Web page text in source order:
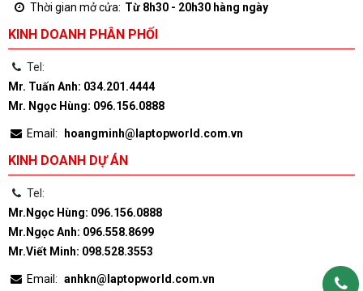
Thời gian mở cửa: Từ 8h30 - 20h30 hàng ngày
KINH DOANH PHÂN PHỐI
Tel:
Mr. Tuấn Anh: 034.201.4444
Mr. Ngọc Hùng: 096.156.0888
Email: hoangminh@laptopworld.com.vn
KINH DOANH DỰ ÁN
Tel:
Mr.Ngọc Hùng: 096.156.0888
Mr.Ngọc Anh: 096.558.8699
Mr.Viết Minh: 098.528.3553
Email: anhkn@laptopworld.com.vn